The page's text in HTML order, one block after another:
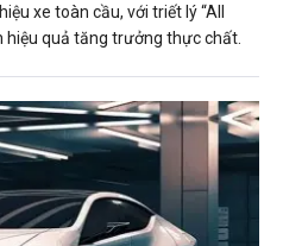
xe toàn cầu, với triết lý “All
hiệu quả tăng trưởng thực chất.